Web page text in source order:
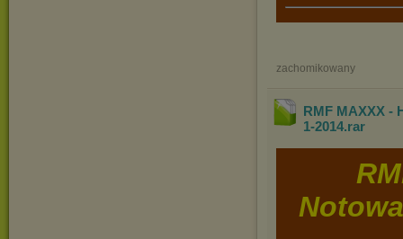
zachomikowany
RMF MAXXX -
1-2014.rar